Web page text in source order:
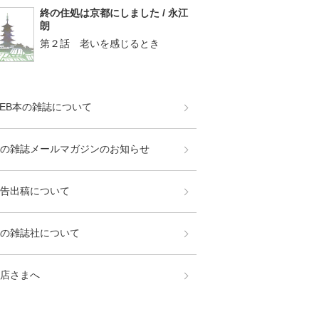
終の住処は京都にしました / 永江
朗
第２話 老いを感じるとき
本の雑誌について
雑誌メールマガジンのお知らせ
出稿について
雑誌社について
さまへ